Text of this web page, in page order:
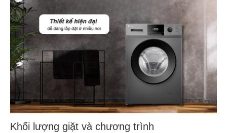
Khối lượng giặt và chương trình